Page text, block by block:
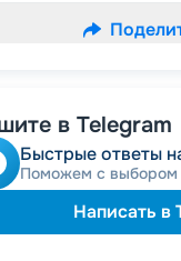
в Telegram
Быстрые ответы
Поможем с выбором
Написать в